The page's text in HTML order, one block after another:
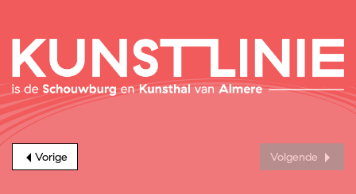
Vorige Volgende